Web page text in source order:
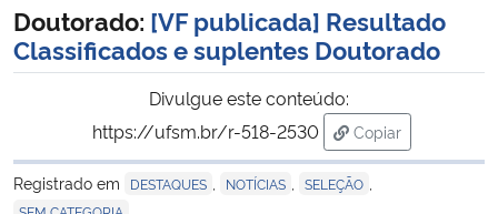
Banco Central do Brasil
Planalto
Doutorado: [VF publicada] Resultado
Classificados e suplentes Doutorado
Divulgue este conteúdo:
https://ufsm.br/r-518-2530
Copiar
para área de
Registrado em
DESTAQUES NOTÍCIAS SELEÇÃO